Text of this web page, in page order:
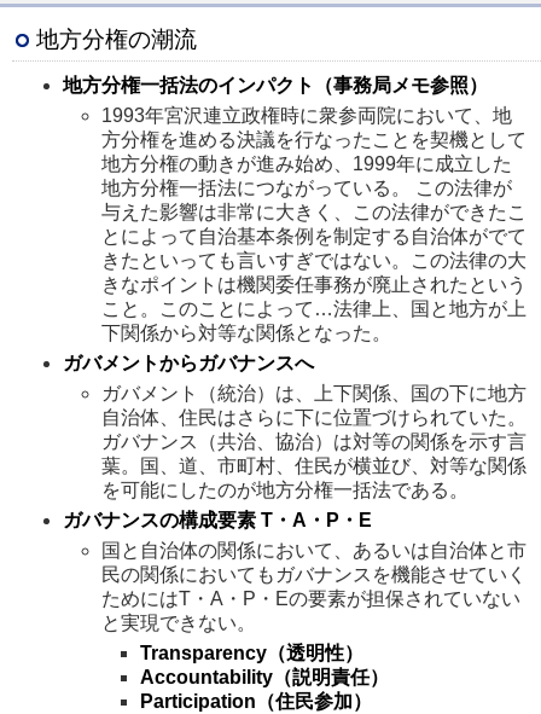
地方分権の潮流
地方分権一括法のインパクト（事務局メモ参照）
1993年宮沢連立政権時に衆参両院において、地
方分権を進める決議を行なったことを契機として
地方分権の動きが進み始め、1999年に成立した
地方分権一括法につながっている。 この法律が
与えた影響は非常に大きく、この法律ができたこ
とによって自治基本条例を制定する自治体がでて
きたといっても言いすぎではない。この法律の大
きなポイントは機関委任事務が廃止されたという
こと。このことによって…法律上、国と地方が上
下関係から対等な関係となった。
ガバメントからガバナンスへ
ガバメント（統治）は、上下関係、国の下に地方
自治体、住民はさらに下に位置づけられていた。
ガバナンス（共治、協治）は対等の関係を示す言
葉。国、道、市町村、住民が横並び、対等な関係
を可能にしたのが地方分権一括法である。
ガバナンスの構成要素 T・A・P・E
国と自治体の関係において、あるいは自治体と市
民の関係においてもガバナンスを機能させていく
ためにはT・A・P・Eの要素が担保されていない
と実現できない。
Transparency（透明性）
Accountability（説明責任）
Participation（住民参加）